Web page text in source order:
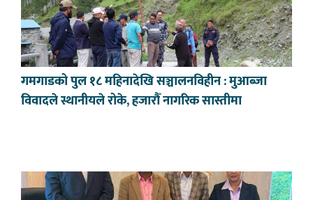
गमगाडको पुल १८ महिनादेखि सञ्चालनविहीन : मुआब्जा
विवादले स्थानीयले रोके, हजारौँ नागरिक सास्तीमा